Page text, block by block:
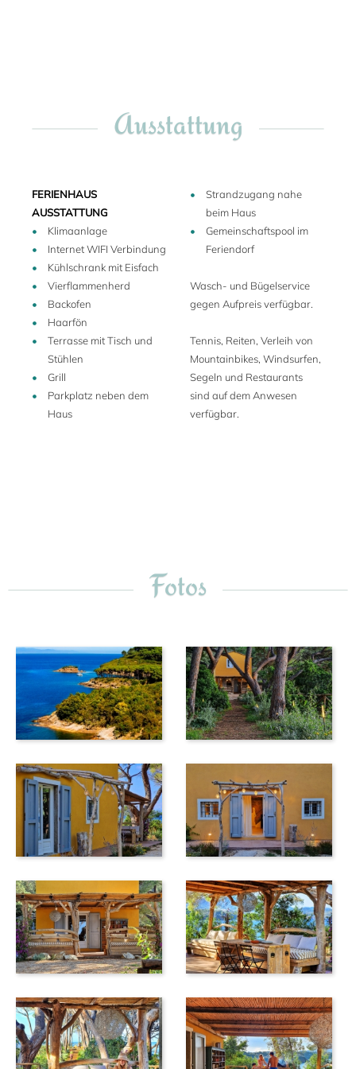
Mitte September. Es empfiehlt sich die Benutzung eines
Jeeps oder eines Fahrzeugs mit Allradantrieb, um die
Ausstattung
FERIENHAUS
AUSSTATTUNG
Klimaanlage
Internet WIFI Verbindung
Kühlschrank mit Eisfach
Vierflammenherd
Backofen
Haarfön
Terrasse mit Tisch und
Stühlen
Grill
Parkplatz neben dem
Haus
Strandzugang nahe
beim Haus
Gemeinschaftspool im
Feriendorf
Wasch- und Bügelservice
gegen Aufpreis verfügbar.
Tennis, Reiten, Verleih von
Mountainbikes, Windsurfen,
Segeln und Restaurants
sind auf dem Anwesen
verfügbar.
Fotos